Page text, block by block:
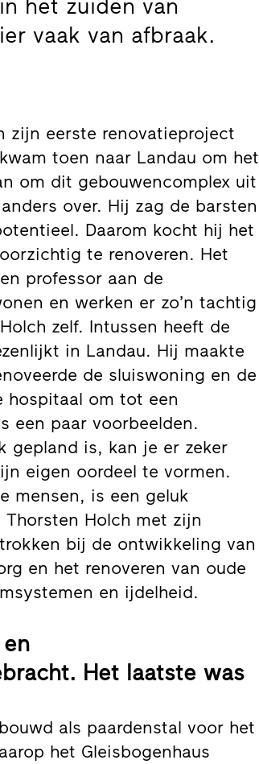
het zuiden van
vaak van afbraak.
zijn eerste renovatieproject
toen naar Landau om het
om dit gebouwencomplex uit
over. Hij zag de barsten
Daarom kocht hij het
te renoveren. Het
professor aan de
en werken er zo’n tachtig
zelf. Intussen heeft de
in Landau. Hij maakte
de sluiswoning en de
hospitaal om tot een
een paar voorbeelden.
gepland is, kan je er zeker
eigen oordeel te vormen.
mensen, is een geluk
Holch met zijn
bij de ontwikkeling van
en het renoveren van oude
en ijdelheid.
Het laatste was
als paardenstal voor het
het Gleisbogenhaus